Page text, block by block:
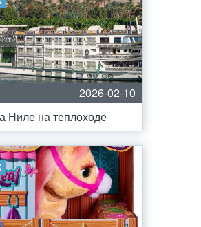
2026-02-10
Ниле на теплоходе